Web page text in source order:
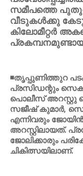
സമീപത്തെ
വീടുകള്‍ക്കു
കിലോമീറ്റര്‍
◾തൃപ്പുണിത്തുറ
പ്രസിഡന്റും
പൊലീസ് അറസ്റ്റു
സജീഷ് കുമാര്‍,
എന്നിവരും
അറസ്റ്റിലായത്.
ജോലിക്കാരും
ചികിത്സയിലാണ്.